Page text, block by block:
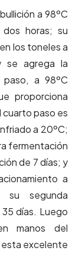
a 98ºC
dos horas; su
los toneles a
se agrega la
a 98ºC
proporciona
cuarto paso es
a 20ºC;
fermentación
de 7 días; y
a
segunda
días. Luego
manos del
excelente